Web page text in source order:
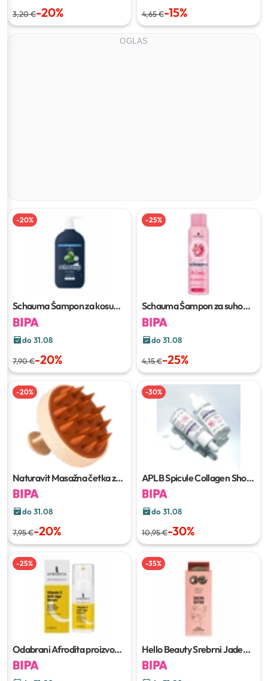
3,20 €-20% 4,65 €-15%
OGLAS
-20%
Schauma Šampon za kosu
750 ml
do 31.08
7,90 €-20%
-25%
Schauma Šampon za suho
pranje kose
do 31.08
4,15 €-25%
-20%
Naturavit Masažna četka za
kosu
do 31.08
7,95 €-20%
-30%
APLB Spicule Collagen Shot
40 ml
do 31.08
10,95 €-30%
-25%
Odabrani Afrodita proizvodi
za njegu lica
-35%
Hello Beauty Srebrni Jade
roller